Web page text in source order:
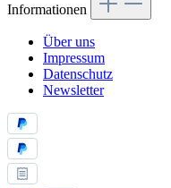
Informationen
Über uns
Impressum
Datenschutz
Newsletter